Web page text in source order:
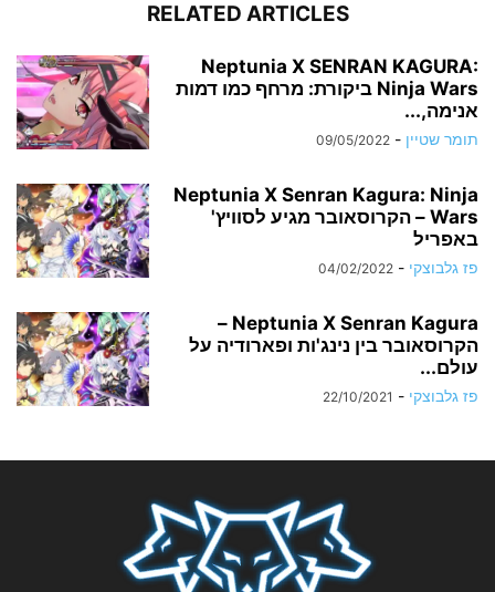
RELATED ARTICLES
Neptunia X SENRAN KAGURA:
Ninja Wars ביקורת: מרחף כמו דמות
אנימה,...
תומר שטיין -
09/05/2022
Neptunia X Senran Kagura: Ninja
Wars – הקרוסאובר מגיע לסוויץ'
באפריל
פז גלבוצקי -
04/02/2022
Neptunia X Senran Kagura –
הקרוסאובר בין נינג'ות ופארודיה על
עולם...
פז גלבוצקי -
22/10/2021